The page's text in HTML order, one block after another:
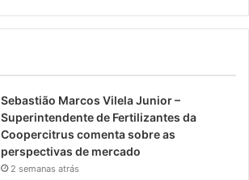
Sebastião Marcos Vilela Junior –
Superintendente de Fertilizantes da
Coopercitrus comenta sobre as
perspectivas de mercado
2 semanas atrás